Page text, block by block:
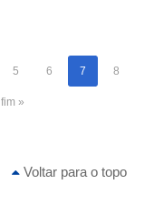
5 6 7 8
fim »
Voltar para o topo